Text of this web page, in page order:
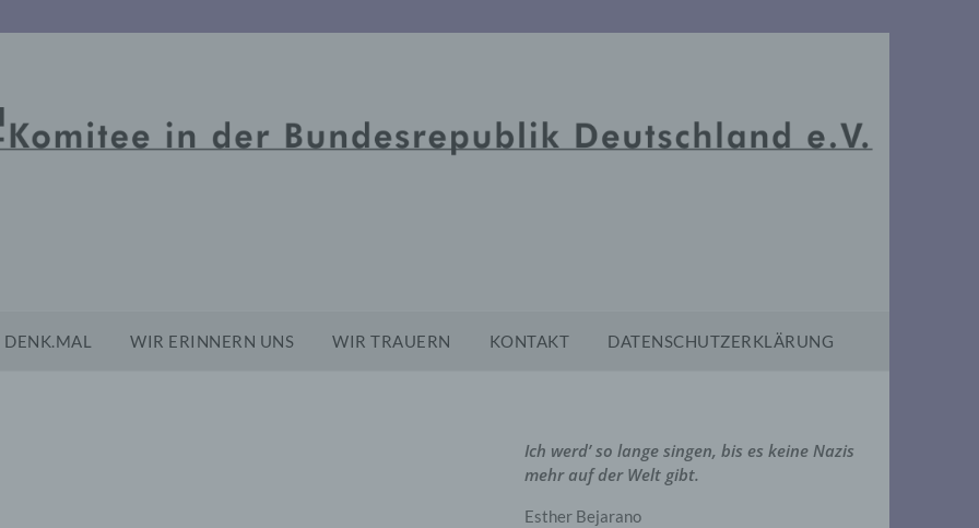
DENK.MAL WIR ERINNERN UNS WIR TRAUERN KONTAKT DATENSCHUTZERKLÄRUNG
Ich werd’ so lange singen, bis es keine Nazis
mehr auf der Welt gibt.
Esther Bejarano